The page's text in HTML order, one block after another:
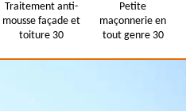
Traitement anti-
mousse façade et
toiture 30
Petite
maçonnerie en
tout genre 30